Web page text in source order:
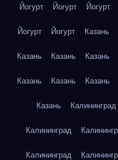
Йогурт Йогурт Йогурт
Йогурт Йогурт Казань
Казань Казань Казань
Казань Казань Казань
Казань Калининград
Калининград
Калининград